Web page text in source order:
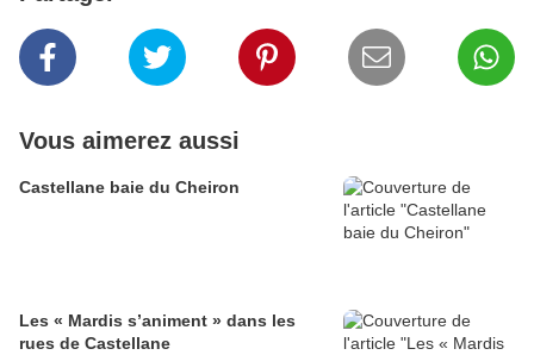
Vous aimerez aussi
Castellane baie du Cheiron
Les « Mardis s’animent » dans les
rues de Castellane